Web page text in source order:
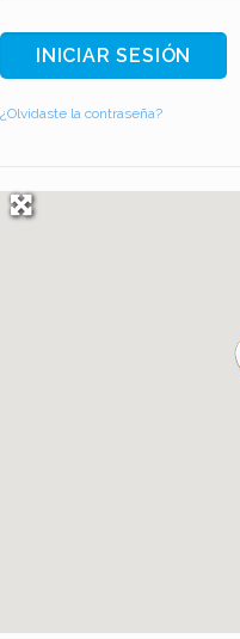
¿Olvidaste la contraseña?